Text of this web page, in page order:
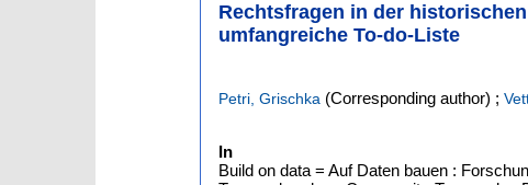
Rechtsfragen in der
umfangreiche To-do-Liste
Petri, Grischka (Corresponding author) ;
In
Build on data = Auf Daten bauen :